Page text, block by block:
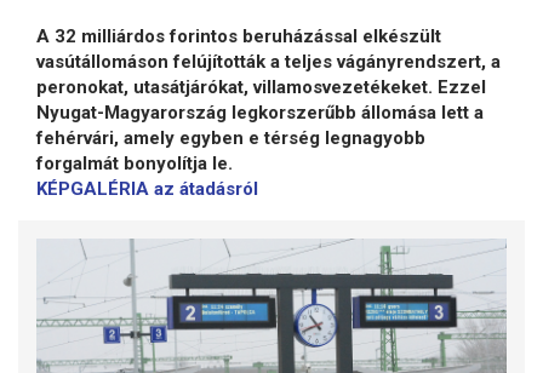
A 32 milliárdos forintos beruházással elkészült
vasútállomáson felújították a teljes vágányrendszert, a
peronokat, utasátjárókat, villamosvezetékeket. Ezzel
Nyugat-Magyarország legkorszerűbb állomása lett a
fehérvári, amely egyben e térség legnagyobb
forgalmát bonyolítja le.
KÉPGALÉRIA az átadásról